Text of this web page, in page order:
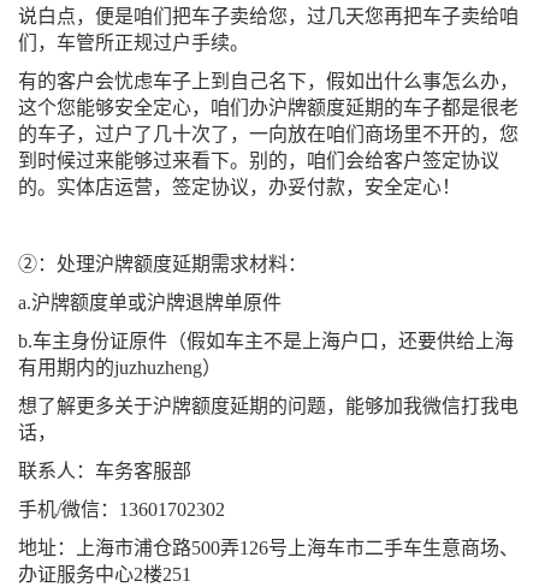
说白点，便是咱们把车子卖给您，过几天您再把车子卖给咱
们，车管所正规过户手续。
有的客户会忧虑车子上到自己名下，假如出什么事怎么办，
这个您能够安全定心，咱们办沪牌额度延期的车子都是很老
的车子，过户了几十次了，一向放在咱们商场里不开的，您
到时候过来能够过来看下。别的，咱们会给客户签定协议
的。实体店运营，签定协议，办妥付款，安全定心！
②：处理沪牌额度延期需求材料：
a.沪牌额度单或沪牌退牌单原件
b.车主身份证原件（假如车主不是上海户口，还要供给上海
有用期内的juzhuzheng）
想了解更多关于沪牌额度延期的问题，能够加我微信打我电
话，
联系人：车务客服部
手机/微信：13601702302
地址：上海市浦仓路500弄126号上海车市二手车生意商场、
办证服务中心2楼251